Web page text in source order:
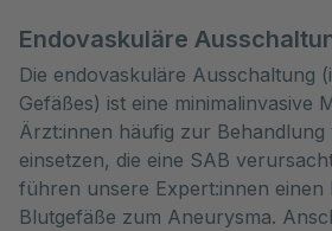
Endovaskuläre
Die endovaskuläre Ausschaltung
Gefäßes) ist eine minimalinvasive
Ärzt:innen häufig zur
einsetzen, die eine SAB
führen unsere Expert:innen einen
Blutgefäße zum Aneurysma.